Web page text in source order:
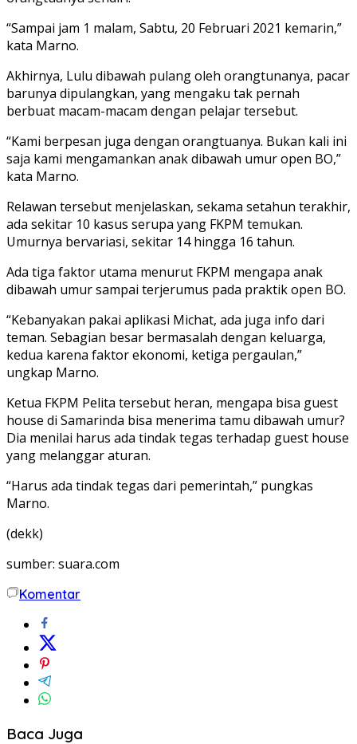
“Sampai jam 1 malam, Sabtu, 20 Februari 2021 kemarin,”
kata Marno.
Akhirnya, Lulu dibawah pulang oleh orangtunanya, pacar
barunya dipulangkan, yang mengaku tak pernah
berbuat macam-macam dengan pelajar tersebut.
“Kami berpesan juga dengan orangtuanya. Bukan kali ini
saja kami mengamankan anak dibawah umur open BO,”
kata Marno.
Relawan tersebut menjelaskan, sekama setahun terakhir,
ada sekitar 10 kasus serupa yang FKPM temukan.
Umurnya bervariasi, sekitar 14 hingga 16 tahun.
Ada tiga faktor utama menurut FKPM mengapa anak
dibawah umur sampai terjerumus pada praktik open BO.
“Kebanyakan pakai aplikasi Michat, ada juga info dari
teman. Sebagian besar bermasalah dengan keluarga,
kedua karena faktor ekonomi, ketiga pergaulan,”
ungkap Marno.
Ketua FKPM Pelita tersebut heran, mengapa bisa guest
house di Samarinda bisa menerima tamu dibawah umur?
Dia menilai harus ada tindak tegas terhadap guest house
yang melanggar aturan.
“Harus ada tindak tegas dari pemerintah,” pungkas
Marno.
(dekk)
sumber: suara.com
Komentar
Baca Juga